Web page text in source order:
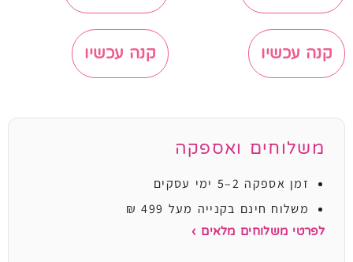
קנה עכשיו קנה עכשיו
משלוחים ואספקה
זמן אספקה 2–5 ימי עסקים
משלוח חינם בקנייה מעל 499 ₪
לפרטי משלוחים מלאים ›